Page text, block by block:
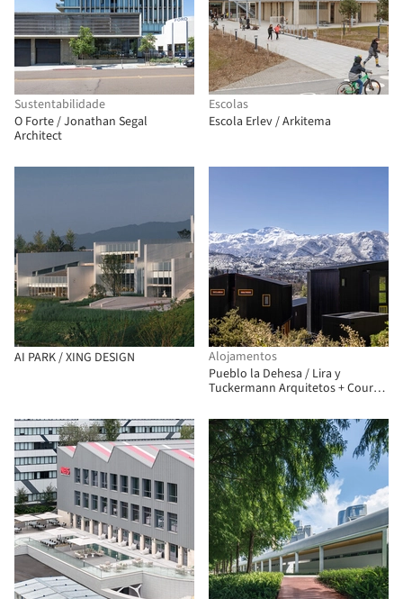
Sustentabilidade
O Forte / Jonathan Segal
Architect
Escolas
Escola Erlev / Arkitema
AI PARK / XING DESIGN
Alojamentos
Pueblo la Dehesa / Lira y
Tuckermann Arquitetos + Court